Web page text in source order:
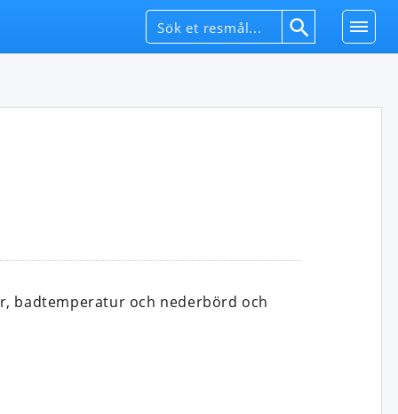
badtemperatur och nederbörd och